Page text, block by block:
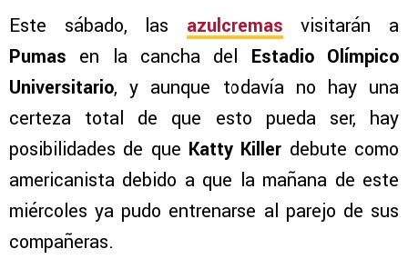
Este sábado, las azulcremas visitarán a
Pumas en la cancha del Estadio Olímpico
Universitario, y aunque todavía no hay una
certeza total de que esto pueda ser, hay
posibilidades de que Katty Killer debute como
americanista debido a que la mañana de este
miércoles ya pudo entrenarse al parejo de sus
compañeras.